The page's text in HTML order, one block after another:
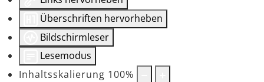
Überschriften hervorheben
Bildschirmleser
Lesemodus
Inhaltsskalierung 100%